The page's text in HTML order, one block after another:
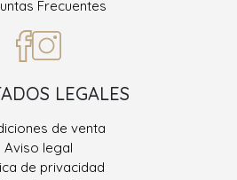
Frecuentes
LEGALES
de venta
Aviso legal
de privacidad